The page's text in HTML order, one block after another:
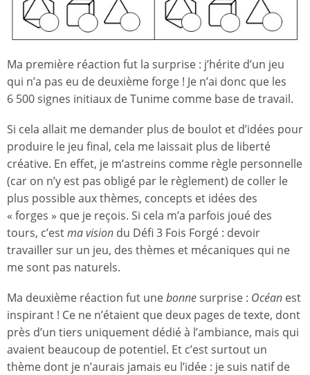
Ma première réaction fut la surprise : j’hérite d’un jeu
qui n’a pas eu de deuxième forge ! Je n’ai donc que les
6 500 signes initiaux de Tunime comme base de travail.
Si cela allait me demander plus de boulot et d’idées pour
produire le jeu final, cela me laissait plus de liberté
créative. En effet, je m’astreins comme règle personnelle
(car on n’y est pas obligé par le règlement) de coller le
plus possible aux thèmes, concepts et idées des
« forges » que je reçois. Si cela m’a parfois joué des
tours, c’estma vision du Défi 3 Fois Forgé : devoir
travailler sur un jeu, des thèmes et mécaniques qui ne
me sont pas naturels.
Ma deuxième réaction fut unebonnesurprise : Océan est
inspirant ! Ce ne n’étaient que deux pages de texte, dont
près d’un tiers uniquement dédié à l’ambiance, mais qui
avaient beaucoup de potentiel. Et c’est surtout un
thème dont je n’aurais jamais eu l’idée : je suis natif de